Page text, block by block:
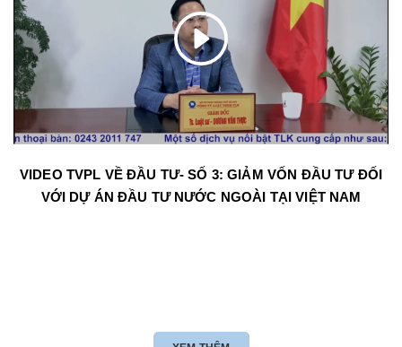
VIDEO TVPL VỀ ĐẦU TƯ- SỐ 3: GIẢM VỐN ĐẦU TƯ ĐỐI
VỚI DỰ ÁN ĐẦU TƯ NƯỚC NGOÀI TẠI VIỆT NAM